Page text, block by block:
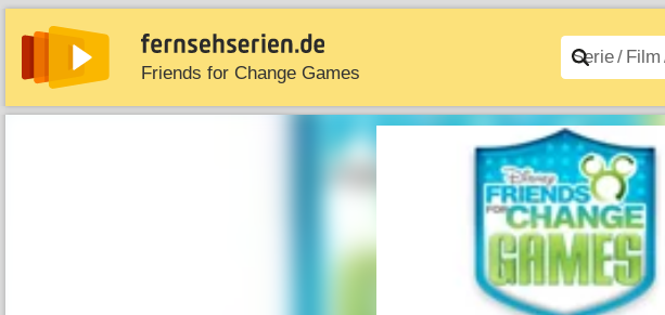
Friends for Change Games
News Entdecken Streaming TV-Starts Filme A–Z